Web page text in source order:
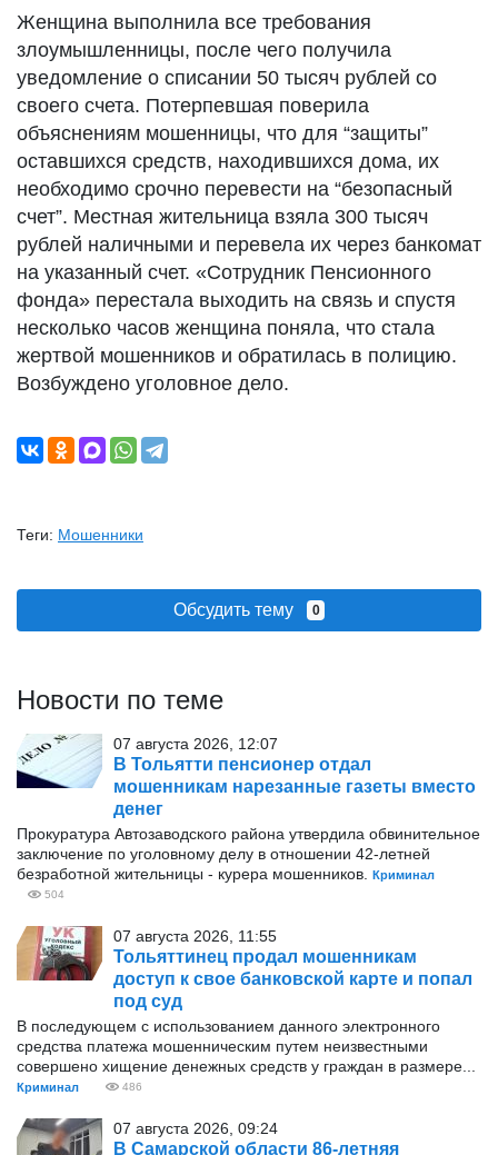
Женщина выполнила все требования
злоумышленницы, после чего получила
уведомление о списании 50 тысяч рублей со
своего счета. Потерпевшая поверила
объяснениям мошенницы, что для “защиты”
оставшихся средств, находившихся дома, их
необходимо срочно перевести на “безопасный
счет”. Местная жительница взяла 300 тысяч
рублей наличными и перевела их через банкомат
на указанный счет. «Сотрудник Пенсионного
фонда» перестала выходить на связь и спустя
несколько часов женщина поняла, что стала
жертвой мошенников и обратилась в полицию.
Возбуждено уголовное дело.
Теги: Мошенники
Обсудить тему 0
Новости по теме
07 августа 2026, 12:07
В Тольятти пенсионер отдал
мошенникам нарезанные газеты вместо
денег
Прокуратура Автозаводского района утвердила обвинительное
заключение по уголовному делу в отношении 42-летней
безработной жительницы - курера мошенников.
Криминал
504
07 августа 2026, 11:55
Тольяттинец продал мошенникам
доступ к свое банковской карте и попал
под суд
В последующем с использованием данного электронного
средства платежа мошенническим путем неизвестными
совершено хищение денежных средств у граждан в размере...
Криминал 486
07 августа 2026, 09:24
В Самарской области 86-летняя